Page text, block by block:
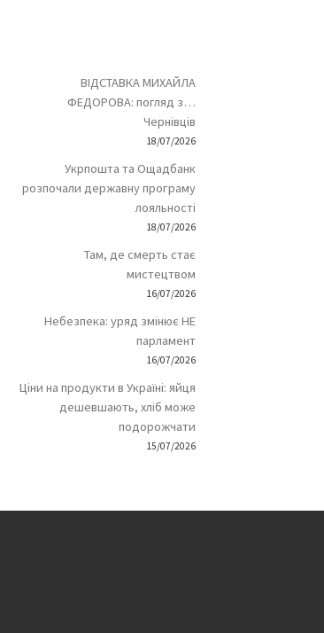
ВІДСТАВКА МИХАЙЛА
ФЕДОРОВА: погляд з…
Чернівців
18/07/2026
Укрпошта та Ощадбанк
розпочали державну програму
лояльності
18/07/2026
Там, де смерть стає
мистецтвом
16/07/2026
Небезпека: уряд змінює НЕ
парламент
16/07/2026
Ціни на продукти в Україні: яйця
дешевшають, хліб може
подорожчати
15/07/2026